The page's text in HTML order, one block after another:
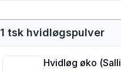
1 tsk hvidløgspulver
Hvidløg øko (